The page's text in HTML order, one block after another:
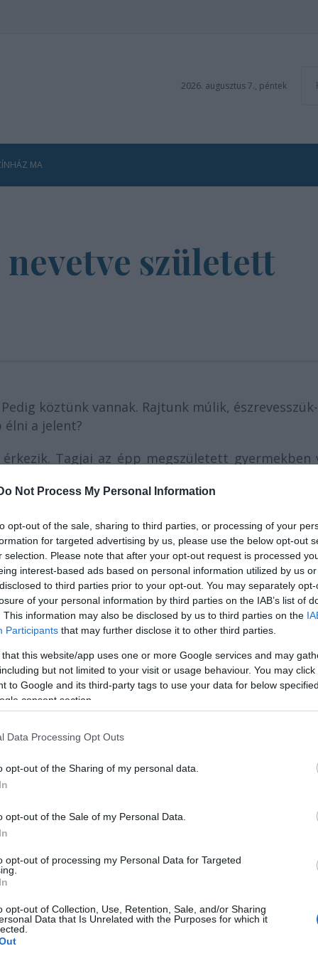
Not Process My Personal Information
opt-out of the sale, sharing to third parties, or processing of your
for targeted advertising by us, please use the below opt-out
selection. Please note that after your opt-out request is processed
interest-based ads based on personal information utilized by us
to third parties prior to your opt-out. You may separately
of your personal information by third parties on the IAB’s list of
This information may also be disclosed by us to third parties on the
Participants that may further disclose it to other third parties.
that this website/app uses one or more Google services and may
but not limited to your visit or usage behaviour. You may
to Google and its third-party tags to use your data for below
consent section.
Data Processing Opt Outs
opt-out of the Sharing of my personal data.
opt-out of the Sale of my Personal Data.
opt-out of processing my Personal Data for Targeted
opt-out of Collection, Use, Retention, Sale, and/or Sharing
Data that Is Unrelated with the Purposes for which it
2026. augusztus 7., péntek
MA
született
köztünk vannak. Rajtunk múlik,
a jelent?
Tagjai az épp megszületett gyermekben
A kisdedről bebizonyosodik, hogy ő a
a hozzá hasonló, tömegből kitűnő
Aki nevetve született
Színházelőadása
12., hétfő (premier!),
13., kedd
14., szerda
Millenáris Fogadó
Kovács Veronika
Erdős Balázs
Horváth Szilvia
Taligás Anna
Medetz Attila
Vörös Ferenc
Rafael Erzsébet
Márton
Fehér Dániel
Réka, Janzsó Cecília